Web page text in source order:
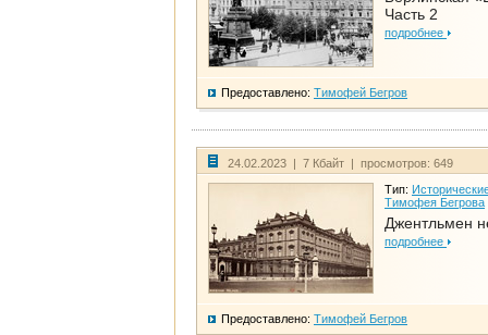
Часть 2
подробнее
Предоставлено: Тимофей Бегров
24.02.2023 | 7 Кбайт | просмотров: 649
Тип:
Тимофея Бегрова
Джентльмен
подробнее
Предоставлено: Тимофей Бегров